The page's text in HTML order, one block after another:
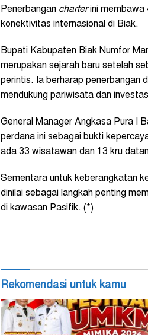
Penerbangan charterini membawa
konektivitas internasional di Biak.
Bupati Kabupaten Biak Numfor
merupakan sejarah baru setelah
perintis. Ia berharap penerbangan
mendukung pariwisata dan
General Manager Angkasa Pura I
perdana ini sebagai bukti
ada 33 wisatawan dan 13 kru
Sementara untuk keberangkatan
dinilai sebagai langkah penting
di kawasan Pasifik. (*)
Rekomendasi untuk kamu